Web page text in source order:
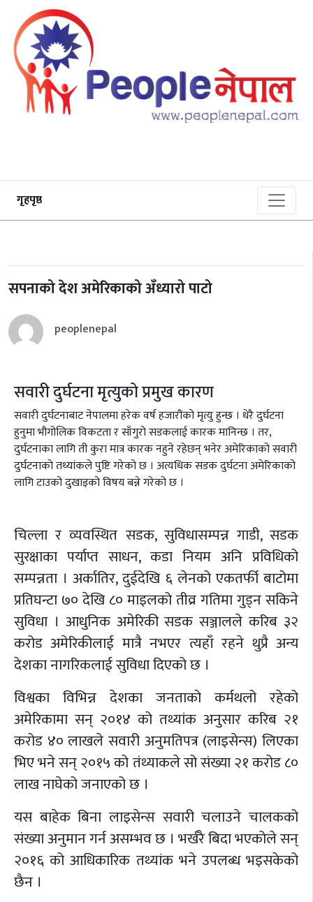
गृहपृष्ठ
सपनाको देश अमेरिकाको अँध्यारो पाटो
peoplenepal
सवारी दुर्घटना मृत्युको प्रमुख कारण
सवारी दुर्घटनाबाट नेपालमा हरेक वर्ष हजारौंको मृत्यु हुन्छ । धेरै दुर्घटना
हुनुमा भौगोलिक विकटता र साँगुरो सडकलाई कारक मानिन्छ । तर,
दुर्घटनाका लागि ती कुरा मात्र कारक नहुने रहेछन् भनेर अमेरिकाको सवारी
दुर्घटनाको तथ्यांकले पुष्टि गरेको छ । अत्यधिक सडक दुर्घटना अमेरिकाको
लागि टाउको दुखाइको विषय बन्ने गरेको छ ।
चिल्ला र व्यवस्थित सडक, सुविधासम्पन्न गाडी, सडक
सुरक्षाका पर्याप्त साधन, कडा नियम अनि प्रविधिको
सम्पन्नता । अर्कातिर, दुईदेखि ६ लेनको एकतर्फी बाटोमा
प्रतिघन्टा ७० देखि ८० माइलको तीव्र गतिमा गुड्न सकिने
सुविधा । आधुनिक अमेरिकी सडक सञ्जालले करिब ३२
करोड अमेरिकीलाई मात्रै नभएर त्यहाँ रहने थुप्रै अन्य
देशका नागरिकलाई सुविधा दिएको छ ।
विश्वका विभिन्न देशका जनताको कर्मथलो रहेको
अमेरिकामा सन् २०१४ को तथ्यांक अनुसार करिब २१
करोड ४० लाखले सवारी अनुमतिपत्र (लाइसेन्स) लिएका
भिए भने सन् २०१५ को तंथ्याकले सो संख्या २१ करोड ८०
लाख नाघेको जनाएको छ ।
यस बाहेक बिना लाइसेन्स सवारी चलाउने चालकको
संख्या अनुमान गर्न असम्भव छ । भर्खरै बिदा भएकोले सन्
२०१६ को आधिकारिक तथ्यांक भने उपलब्ध भइसकेको
छैन ।